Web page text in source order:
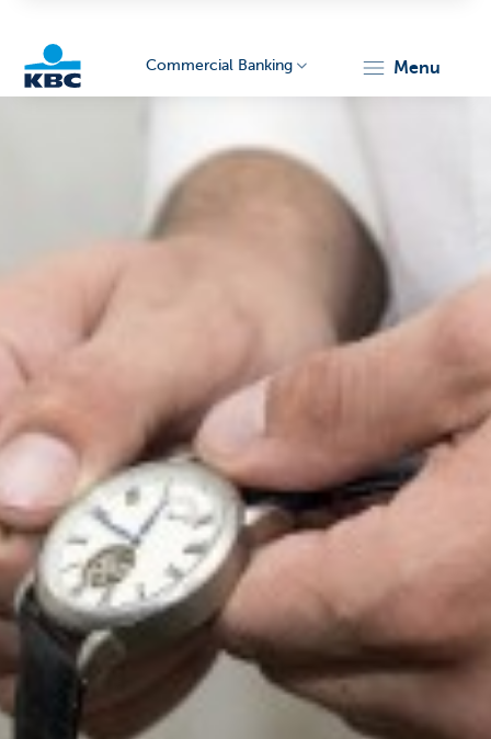
Commercial Banking menu